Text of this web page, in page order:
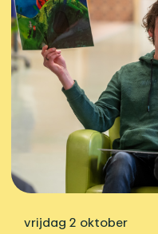
vrijdag 2 oktober